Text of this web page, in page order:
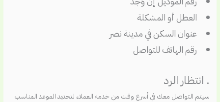
العطل أو المشكلة
عنوان السكن في مدينة نصر
رقم الهاتف للتواصل
. انتظار الرد
سيتم التواصل معك في أسرع وقت من خدمة العملاء لتحديد الموعد المناسب